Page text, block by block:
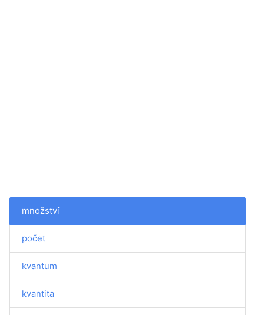
množství
počet
kvantum
kvantita